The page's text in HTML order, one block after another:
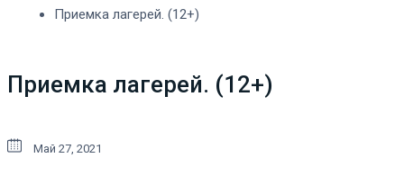
Приемка лагерей. (12+)
Приемка лагерей. (12+)
Май 27, 2021